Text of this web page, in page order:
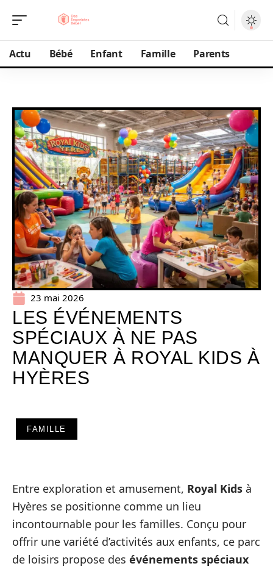
Actu Bébé Enfant Famille Parents
23 mai 2026
LES ÉVÉNEMENTS
SPÉCIAUX À NE PAS
MANQUER À ROYAL KIDS À
HYÈRES
FAMILLE
Entre exploration et amusement, Royal Kids à
Hyères se positionne comme un lieu
incontournable pour les familles. Conçu pour
offrir une variété d’activités aux enfants, ce parc
de loisirs propose des événements spéciaux